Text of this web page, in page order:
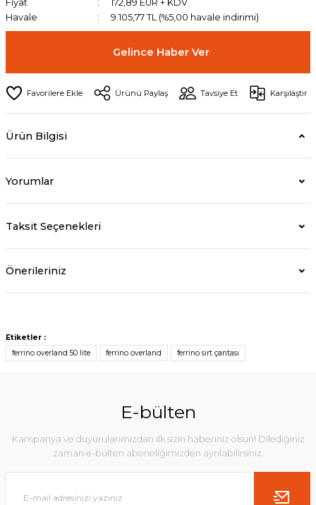
Fiyat
172,89 EUR + KDV
Havale
9.105,77 TL (%5,00 havale indirimi)
Gelince Haber Ver
Ürünü Paylaş Tavsiye Et Karşılaştır
Ürün Bilgisi
Yorumlar
Taksit Seçenekleri
Önerileriniz
Etiketler :
ferrino overland 50 lite
ferrino overland ferrino sırt çantası
E-bülten
Kampanya ve duyurularımızdan ilk sizin haberiniz olsun! Dilediğiniz
zaman e-bülten aboneliğimizden ayrılabilirsiniz.